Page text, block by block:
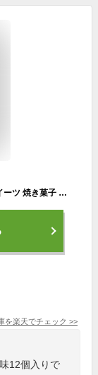
夢マドレーヌ（プレーン12個入り）マドレーヌ スイーツ 焼き菓子 お菓子 焼菓子 ギフト 土産 みやげ お返し プレゼント グッズ お祝い 阪神 甲子園 高校野球 OB会 同窓会 西宮 神戸 ベルン【39ショップ】
を楽天でチェック >>
12個入りで